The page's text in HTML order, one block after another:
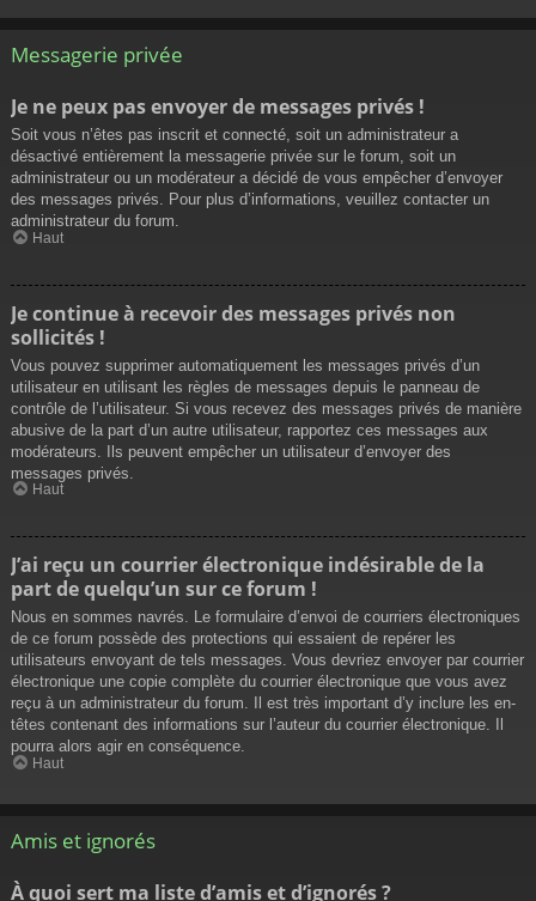
Messagerie privée
Je ne peux pas envoyer de messages privés !
Soit vous n’êtes pas inscrit et connecté, soit un administrateur a
désactivé entièrement la messagerie privée sur le forum, soit un
administrateur ou un modérateur a décidé de vous empêcher d’envoyer
des messages privés. Pour plus d’informations, veuillez contacter un
administrateur du forum.
Haut
Je continue à recevoir des messages privés non
sollicités !
Vous pouvez supprimer automatiquement les messages privés d’un
utilisateur en utilisant les règles de messages depuis le panneau de
contrôle de l’utilisateur. Si vous recevez des messages privés de manière
abusive de la part d’un autre utilisateur, rapportez ces messages aux
modérateurs. Ils peuvent empêcher un utilisateur d’envoyer des
messages privés.
Haut
J’ai reçu un courrier électronique indésirable de la
part de quelqu’un sur ce forum !
Nous en sommes navrés. Le formulaire d’envoi de courriers électroniques
de ce forum possède des protections qui essaient de repérer les
utilisateurs envoyant de tels messages. Vous devriez envoyer par courrier
électronique une copie complète du courrier électronique que vous avez
reçu à un administrateur du forum. Il est très important d’y inclure les en-
têtes contenant des informations sur l’auteur du courrier électronique. Il
pourra alors agir en conséquence.
Haut
Amis et ignorés
À quoi sert ma liste d’amis et d’ignorés ?